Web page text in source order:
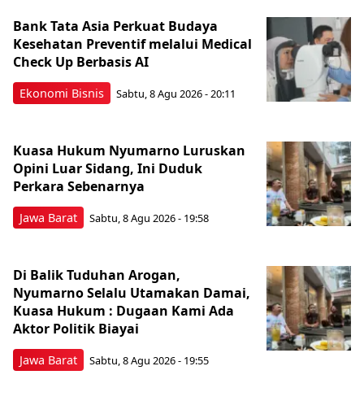
Ekonomi Bisnis
Bank Tata Asia Perkuat Budaya
Kesehatan Preventif melalui Medical
Check Up Berbasis AI
Sabtu, 8 Agu 2026 - 20:11
Jawa Barat
Kuasa Hukum Nyumarno Luruskan
Opini Luar Sidang, Ini Duduk
Perkara Sebenarnya ​
Sabtu, 8 Agu 2026 - 19:58
Jawa Barat
Di Balik Tuduhan Arogan,
Nyumarno Selalu Utamakan Damai,
Kuasa Hukum : Dugaan Kami Ada
Aktor Politik Biayai
Sabtu, 8 Agu 2026 - 19:55